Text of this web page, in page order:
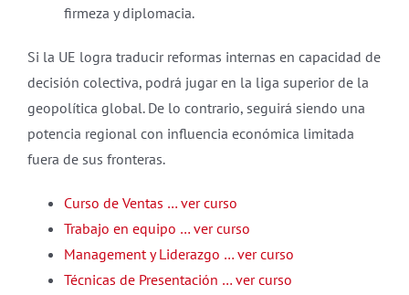
firmeza y diplomacia.
Si la UE logra traducir reformas internas en capacidad de
decisión colectiva, podrá jugar en la liga superior de la
geopolítica global. De lo contrario, seguirá siendo una
potencia regional con influencia económica limitada
fuera de sus fronteras.
Curso de Ventas … ver curso
Trabajo en equipo … ver curso
Management y Liderazgo … ver curso
Técnicas de Presentación … ver curso